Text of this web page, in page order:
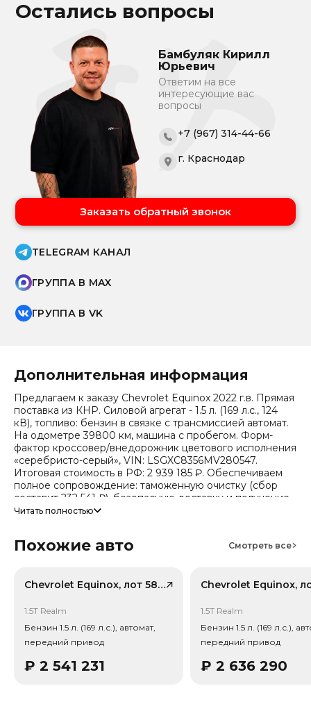
Остались вопросы
Бамбуляк Кирилл
Юрьевич
Ответим на все
интересующие вас
вопросы
+7 (967) 314-44-66
г. Краснодар
Заказать обратный звонок
TELEGRAM КАНАЛ
ГРУППА В MAX
ГРУППА В VK
Дополнительная информация
Предлагаем к заказу Chevrolet Equinox 2022 г.в. Прямая
поставка из КНР. Силовой агрегат - 1.5 л. (169 л.с., 124
кВ), топливо: бензин в связке с трансмиссией автомат.
На одометре 39800 км, машина с пробегом. Форм-
фактор кроссовер/внедорожник цветового исполнения
«серебристо-серый», VIN: LSGXC8356MV280547.
Итоговая стоимость в РФ: 2 939 185 ₽. Обеспечиваем
полное сопровождение: таможенную очистку (сбор
составит 232 541 ₽), безопасную доставку и получение
всех документов.
уточняйте при обращении. Гарантируем полную
рынка (che): текущая цена в КНР 799 556 ₽, прогноз на
Примечание: прогноз актуален для внутреннего рынка
Тип привода: Передний привод (FWD).
Читать полностью
Похожие авто Смотреть все
Chevrolet Equinox, лот 58205047
1.5T Realm
Бензин 1.5 л. (169 л.с.), автомат,
передний привод
₽ 2 541 231
1.5T Realm
Бензин 1.5 л. (169 л.с.),
передний привод
₽ 2 636 290